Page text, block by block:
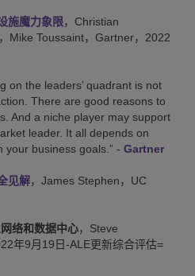
施魔力象限，Christian
Mike Toussaint，Gartner，2022
on the leaders’ quadrant is not
There are good reasons to
And a niche player may support
leader. It all depends on
your business goals.” - Gartner
见解，James Stephen，UC
络和数据中心，Steve
年9月19日-ALE更新综合评估=